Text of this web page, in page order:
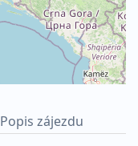
Popis zájezdu